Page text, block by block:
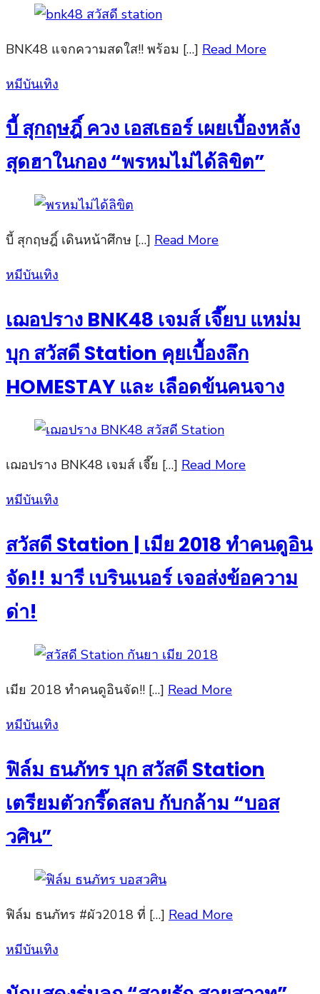
BNK48 แจกความสดใส!! พร้อม […] Read More
Posted
หมีบันเทิง
บี้ สุกฤษฎิ์ ควง เอสเธอร์ เผยเบื้องหลัง
สุดฮาในกอง “พรหมไม่ได้ลิขิต”
บี้ สุกฤษฎิ์ เดินหน้าศึกษ […] Read More
Posted
หมีบันเทิง
เฌอปราง BNK48 เจมส์ เจี๊ยบ แหม่ม
บุก สวัสดี Station คุยเบื้องลึก
HOMESTAY และ เลือดข้นคนจาง
เฌอปราง BNK48 เจมส์ เจี๊ย […] Read More
Posted
หมีบันเทิง
สวัสดี Station | เมีย 2018 ทำคนดูอิน
จัด!! มารี เบรินเนอร์ เจอส่งข้อความ
ด่า!
เมีย 2018 ทำคนดูอินจัด!! […] Read More
Posted
หมีบันเทิง
ฟิล์ม ธนภัทร บุก สวัสดี Station
เตรียมตัวกรี๊ดสลบ กับกล้าม “บอส
วศิน”
ฟิล์ม ธนภัทร #ผัว2018 ที่ […] Read More
Posted
หมีบันเทิง